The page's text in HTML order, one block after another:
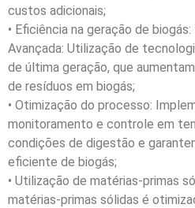
custos adicionais;
• Eficiência na geração de
Avançada: Utilização de
de última geração, que
de resíduos em biogás;
• Otimização do processo:
monitoramento e controle em
condições de digestão e
eficiente de biogás;
• Utilização de matérias-primas
matérias-primas sólidas é